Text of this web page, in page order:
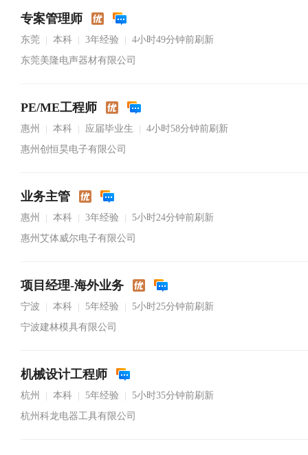
专案管理师
东莞 本科 3年经验
4小时49分钟前刷新
东莞美隆电声器材有限公司
PE/ME工程师
惠州 本科 应届毕业生
4小时58分钟前刷新
惠州创恒昊电子有限公司
业务主管
惠州 本科 3年经验
5小时24分钟前刷新
惠州艾体威尔电子有限公司
项目经理-海外业务
宁波 本科 5年经验
5小时25分钟前刷新
宁波建林模具有限公司
机械设计工程师
杭州 本科 5年经验
5小时35分钟前刷新
杭州科龙电器工具有限公司